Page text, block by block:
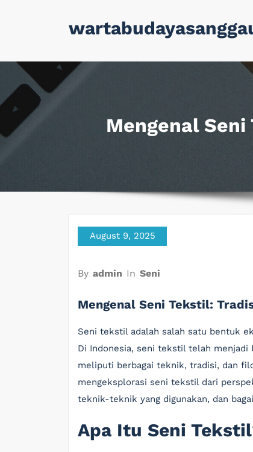
Mengenal
August 9, 2025
By admin In Seni
Mengenal Seni Tekstil:
Seni tekstil adalah salah satu bentuk
Di Indonesia, seni tekstil telah menjadi
meliputi berbagai teknik, tradisi, dan
mengeksplorasi seni tekstil dari
teknik-teknik yang digunakan, dan
Apa Itu Seni